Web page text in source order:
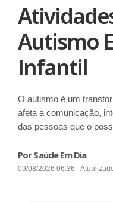
Autismo
Infantil
O autismo é um
afeta a comunicação,
das pessoas que o
Por Saúde Em Dia
09/08/2026 06:36 -